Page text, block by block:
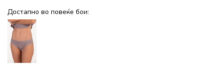
Достапно во повеќе бои: